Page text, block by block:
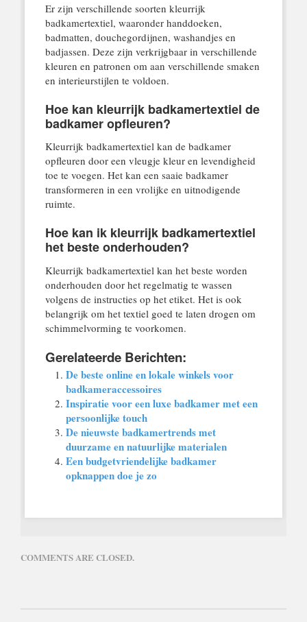
Er zijn verschillende soorten kleurrijk
badkamertextiel, waaronder handdoeken,
badmatten, douchegordijnen, washandjes en
badjassen. Deze zijn verkrijgbaar in verschillende
kleuren en patronen om aan verschillende smaken
en interieurstijlen te voldoen.
Hoe kan kleurrijk badkamertextiel de
badkamer opfleuren?
Kleurrijk badkamertextiel kan de badkamer
opfleuren door een vleugje kleur en levendigheid
toe te voegen. Het kan een saaie badkamer
transformeren in een vrolijke en uitnodigende
ruimte.
Hoe kan ik kleurrijk badkamertextiel
het beste onderhouden?
Kleurrijk badkamertextiel kan het beste worden
onderhouden door het regelmatig te wassen
volgens de instructies op het etiket. Het is ook
belangrijk om het textiel goed te laten drogen om
schimmelvorming te voorkomen.
Gerelateerde Berichten:
De beste online en lokale winkels voor
badkameraccessoires
Inspiratie voor een luxe badkamer met een
persoonlijke touch
De nieuwste badkamertrends met
duurzame en natuurlijke materialen
Een budgetvriendelijke badkamer
opknappen doe je zo
COMMENTS ARE CLOSED.